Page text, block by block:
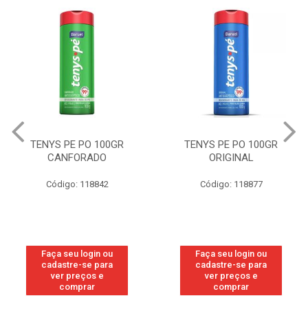
TENYS PE PO 100GR
ORIGINAL
Código: 118877
Faça seu login ou
cadastre-se para
ver preços e
comprar
TENYS PE PO 100GR
WOMAN
Código: 219800
Faça seu login ou
cadastre-se para
ver preços e
comprar